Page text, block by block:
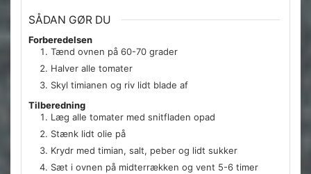
SÅDAN GØR DU
Forberedelsen
Tænd ovnen på 60-70 grader
Halver alle tomater
Skyl timianen og riv lidt blade af
Tilberedning
Læg alle tomater med snitfladen opad
Stænk lidt olie på
Krydr med timian, salt, peber og lidt sukker
Sæt i ovnen på midterrækken og vent 5-6 timer